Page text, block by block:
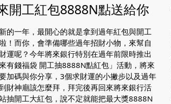
開工紅包8888N點送給你
的一年，最開心的就是拿到過年紅包與開工
！而你，會準備哪些過年招財小物，來幫自
運呢？今年將來銀行特別在過年前限時推出
來有錢福袋 開工抽8888N點紅包」活動，將來
加碼與你分享，3個求財運的小撇步以及過年
財神廟該怎麼拜，拜完後再回來將來銀行活
抽開工大紅包，說不定就能把最大獎8888N